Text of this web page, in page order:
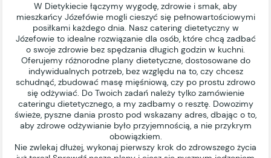
W Dietykiecie łączymy wygodę, zdrowie i smak, aby
mieszkańcy Józefówie mogli cieszyć się pełnowartościowymi
posiłkami każdego dnia. Nasz catering dietetyczny w
Józefowie to idealne rozwiązanie dla osób, które chcą zadbać
o swoje zdrowie bez spędzania długich godzin w kuchni.
Oferujemy różnorodne plany dietetyczne, dostosowane do
indywidualnych potrzeb, bez względu na to, czy chcesz
schudnąć, zbudować masę mięśniową, czy po prostu zdrowo
się odżywiać. Do Twoich zadań należy tylko zamówienie
cateringu dietetycznego, a my zadbamy o resztę. Dowozimy
świeże, pyszne dania prosto pod wskazany adres, dbając o to,
aby zdrowe odżywianie było przyjemnością, a nie przykrym
obowiązkiem.
Nie zwlekaj dłużej, wykonaj pierwszy krok do zdrowszego życia